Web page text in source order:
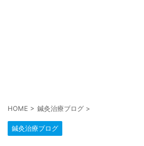
HOME > 鍼灸治療ブログ >
鍼灸治療ブログ